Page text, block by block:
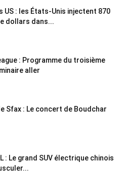
US : les États-Unis injectent 870
dollars dans...
: Programme du troisième
aller
Sfax : Le concert de Boudchar
: Le grand SUV électrique chinois